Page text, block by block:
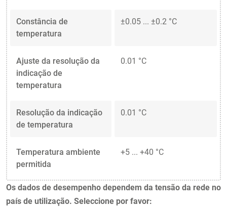
Constância de
temperatura
±0.05 ... ±0.2 °C
Ajuste da resolução da
indicação de
temperatura
0.01 °C
Resolução da indicação
de temperatura
0.01 °C
Temperatura ambiente
permitida
+5 ... +40 °C
Os dados de desempenho dependem da tensão da rede no
país de utilização. Seleccione por favor: